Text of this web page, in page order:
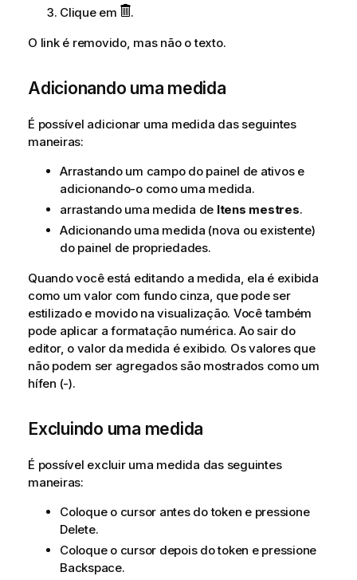
Clique em
.
O link é removido, mas não o texto.
Adicionando uma medida
É possível adicionar uma medida das seguintes
maneiras:
Arrastando um campo do painel de ativos e
adicionando-o como uma medida.
arrastando uma medida de Itens mestres.
Adicionando uma medida (nova ou existente)
do painel de propriedades.
Quando você está editando a medida, ela é exibida
como um valor com fundo cinza, que pode ser
estilizado e movido na visualização. Você também
pode aplicar a formatação numérica. Ao sair do
editor, o valor da medida é exibido. Os valores que
não podem ser agregados são mostrados como um
hífen (-).
Excluindo uma medida
É possível excluir uma medida das seguintes
maneiras:
Coloque o cursor antes do token e pressione
Delete.
Coloque o cursor depois do token e pressione
Backspace.